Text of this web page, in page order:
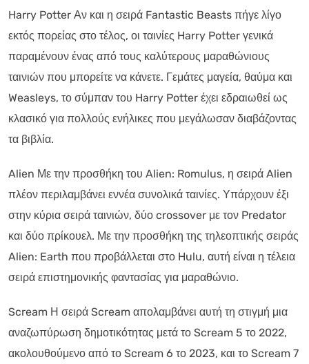
Harry Potter Αν και η σειρά Fantastic Beasts πήγε λίγο
εκτός πορείας στο τέλος, οι ταινίες Harry Potter γενικά
παραμένουν ένας από τους καλύτερους μαραθώνιους
ταινιών που μπορείτε να κάνετε. Γεμάτες μαγεία, θαύμα και
Weasleys, το σύμπαν του Harry Potter έχει εδραιωθεί ως
κλασικό για πολλούς ενήλικες που μεγάλωσαν διαβάζοντας
τα βιβλία.
Alien Με την προσθήκη του Alien: Romulus, η σειρά Alien
πλέον περιλαμβάνει εννέα συνολικά ταινίες. Υπάρχουν έξι
στην κύρια σειρά ταινιών, δύο crossover με τον Predator
και δύο πρίκουελ. Με την προσθήκη της τηλεοπτικής σειράς
Alien: Earth που προβάλλεται στο Hulu, αυτή είναι η τέλεια
σειρά επιστημονικής φαντασίας για μαραθώνιο.
Scream Η σειρά Scream απολαμβάνει αυτή τη στιγμή μια
αναζωπύρωση δημοτικότητας μετά το Scream 5 το 2022,
ακολουθούμενο από το Scream 6 το 2023, και το Scream 7